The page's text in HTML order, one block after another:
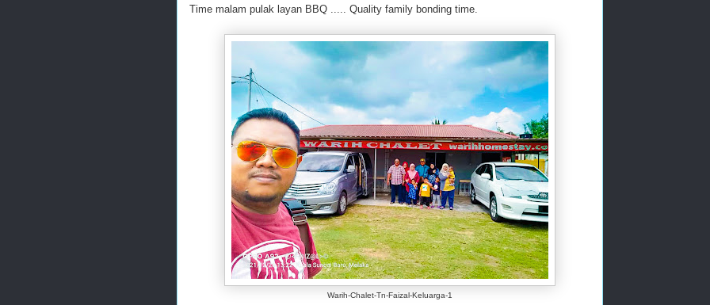
Time malam pulak layan BBQ ..... Quality family bonding time.
Warih-Chalet-Tn-Faizal-Keluarga-1